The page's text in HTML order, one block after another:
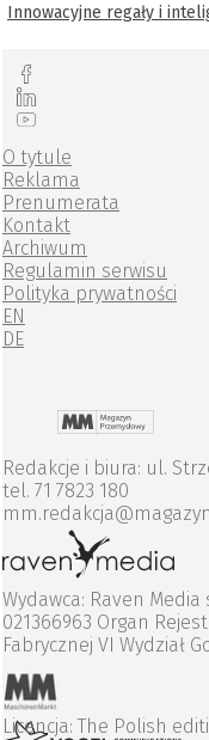
Innowacyjne regały i
O tytule
Reklama
Prenumerata
Kontakt
Archiwum
Regulamin serwisu
Polityka prywatności
EN
DE
Redakcje i biura: ul.
tel. 71 7823 180
Wydawca: Raven Media
021366963 Organ
Fabrycznej VI Wydział
Licencja: The Polish